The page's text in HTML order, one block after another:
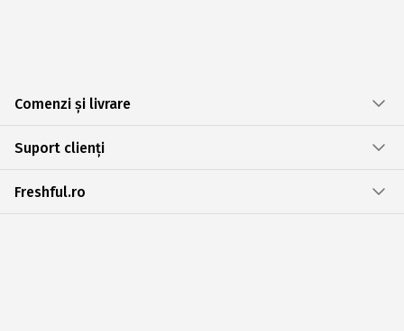
Comenzi și livrare
Suport clienți
Freshful.ro